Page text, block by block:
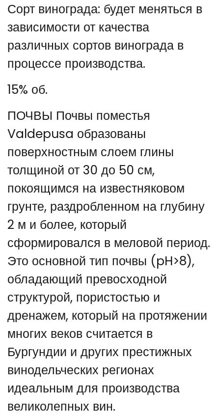
Сорт винограда: будет меняться в
зависимости от качества
различных сортов винограда в
процессе производства.
15% об.
ПОЧВЫ Почвы поместья
Valdepusa образованы
поверхностным слоем глины
толщиной от 30 до 50 см,
покоящимся на известняковом
грунте, раздробленном на глубину
2 м и более, который
сформировался в меловой период.
Это основной тип почвы (pH>8),
обладающий превосходной
структурой, пористостью и
дренажем, который на протяжении
многих веков считается в
Бургундии и других престижных
винодельческих регионах
идеальным для производства
великолепных вин.